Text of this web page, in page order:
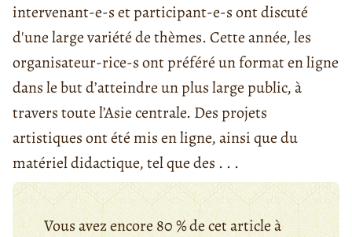
intervenant-e-s et participant-e-s ont discuté
d'une large variété de thèmes. Cette année, les
organisateur-rice-s ont préféré un format en ligne
dans le but d’atteindre un plus large public, à
travers toute l’Asie centrale. Des projets
artistiques ont été mis en ligne, ainsi que du
matériel didactique, tel que des . . .
Vous avez encore 80 % de cet article à